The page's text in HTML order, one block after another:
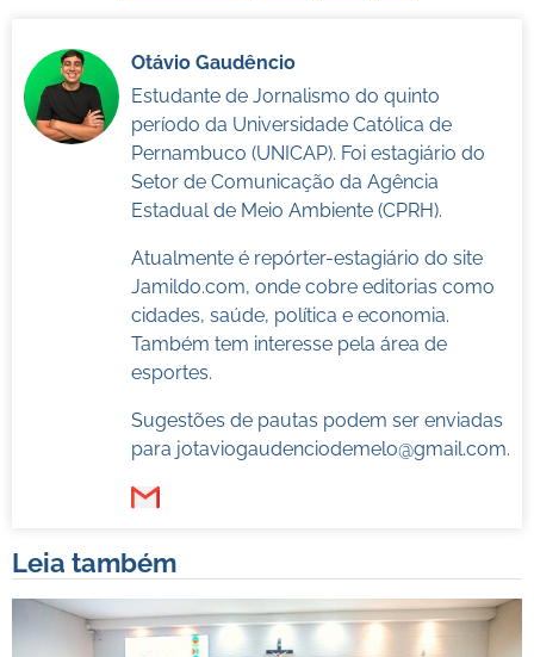
Otávio Gaudêncio
Estudante de Jornalismo do quinto
período da Universidade Católica de
Pernambuco (UNICAP). Foi estagiário do
Setor de Comunicação da Agência
Estadual de Meio Ambiente (CPRH).
Atualmente é repórter-estagiário do site
Jamildo.com, onde cobre editorias como
cidades, saúde, política e economia.
Também tem interesse pela área de
esportes.
Sugestões de pautas podem ser enviadas
para jotaviogaudenciodemelo@gmail.com.
Leia também